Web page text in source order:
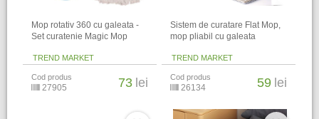
Mop rotativ 360 cu galeata -
Set curatenie Magic Mop
TREND MARKET
Cod produs
27905 73 lei
Sistem de curatare Flat Mop,
mop pliabil cu galeata
TREND MARKET
Cod produs
26134 59 lei